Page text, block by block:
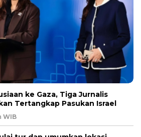
ke Gaza, Tiga Jurnalis
Tertangkap Pasukan Israel
WIB